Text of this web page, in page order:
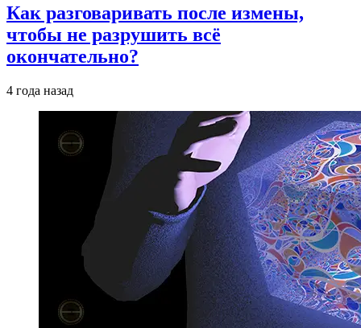
Как разговаривать после измены,
чтобы не разрушить всё
окончательно?
4 года назад